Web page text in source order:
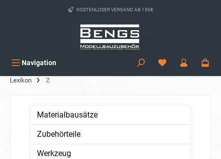
KOSTENLOSER VERSAND AB 150€
Navigation
Lexikon Z
Materialbausätze
Zubehörteile
Werkzeug